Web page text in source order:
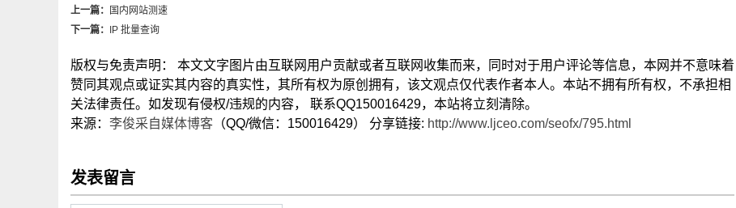
上一篇：
国内网站测速
下一篇：
IP 批量查询
版权与免责声明： 本文文字图片由互联网用户贡献或者互联网收集而来，同时对于用户评论等信息，本网并不意味着
赞同其观点或证实其内容的真实性，其所有权为原创拥有，该文观点仅代表作者本人。本站不拥有所有权，不承担相
关法律责任。如发现有侵权/违规的内容， 联系QQ150016429，本站将立刻清除。
来源： 李俊采自媒体博客 （QQ/微信：150016429） 分享链接: http://www.ljceo.com/seofx/795.html
发表留言